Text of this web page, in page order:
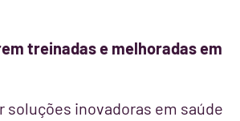
treinadas e melhoradas em
inovadoras em saúde